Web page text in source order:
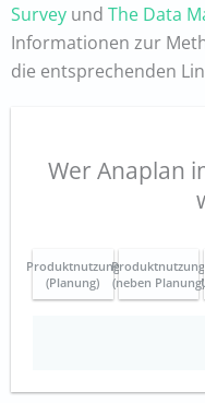
Survey und The Data
Informationen zur
die entsprechenden
Wer Anaplan
Produktnutzung
(Planung)
Produktnutzung
(neben Planung)